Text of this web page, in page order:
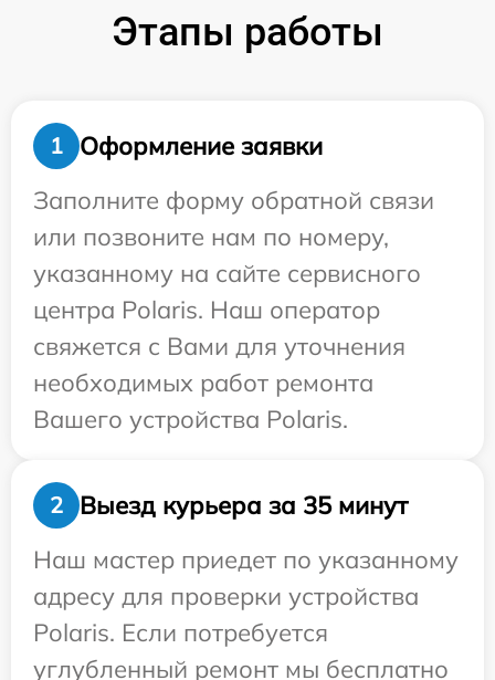
Этапы работы
1
Оформление заявки
Заполните форму обратной связи
или позвоните нам по номеру,
указанному на сайте сервисного
центра Polaris. Наш оператор
свяжется с Вами для уточнения
необходимых работ ремонта
Вашего устройства Polaris.
2
Выезд курьера за 35 минут
Наш мастер приедет по указанному
адресу для проверки устройства
Polaris. Если потребуется
углубленный ремонт мы бесплатно